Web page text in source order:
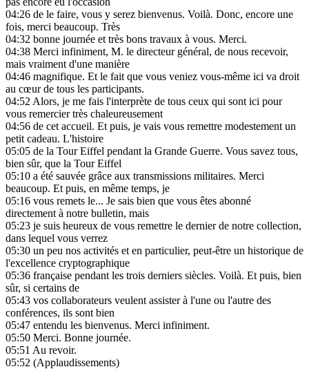
04:26 de le faire, vous y serez bienvenus. Voilà. Donc, encore une
fois, merci beaucoup. Très
04:32 bonne journée et très bons travaux à vous. Merci.
04:38 Merci infiniment, M. le directeur général, de nous recevoir,
mais vraiment d'une manière
04:46 magnifique. Et le fait que vous veniez vous-même ici va droit
au cœur de tous les participants.
04:52Alors, je me fais l'interprète de tous ceux qui sont ici pour
vous remercier très chaleureusement
04:56 de cet accueil. Et puis, je vais vous remettre modestement un
petit cadeau. L'histoire
05:05 de la Tour Eiffel pendant la Grande Guerre. Vous savez tous,
bien sûr, que la Tour Eiffel
05:10 a été sauvée grâce aux transmissions militaires. Merci
beaucoup. Et puis, en même temps, je
05:16 vous remets le... Je sais bien que vous êtes abonné
directement à notre bulletin, mais
05:23 je suis heureux de vous remettre le dernier de notre collection,
dans lequel vous verrez
05:30 un peu nos activités et en particulier, peut-être un historique de
l'excellence cryptographique
05:36 française pendant les trois derniers siècles. Voilà. Et puis, bien
sûr, si certains de
05:43 vos collaborateurs veulent assister à l'une ou l'autre des
conférences, ils sont bien
05:47 entendu les bienvenus. Merci infiniment.
05:50 Merci. Bonne journée.
05:51 Au revoir.
05:52 (Applaudissements)